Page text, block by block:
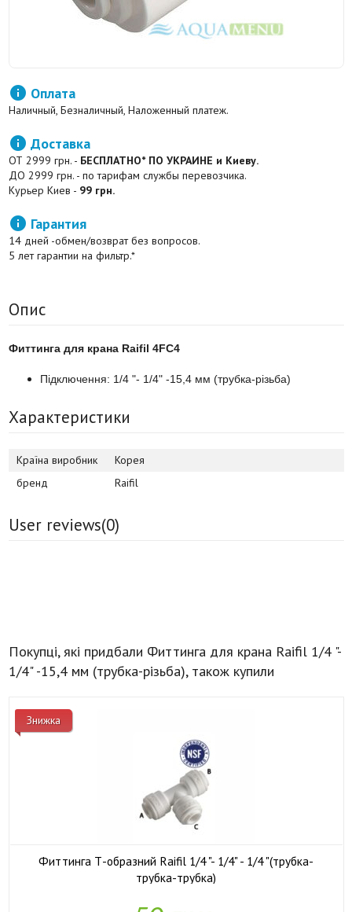
 Оплата
Наличный, Безналичный, Наложенный платеж.
 Доставка
ОТ 2999 грн. - БЕСПЛАТНО* ПО УКРАИНЕ и Киеву.
ДО 2999 грн. - по тарифам службы перевозчика.
Курьер Киев - 99 грн.
 Гарантия
14 дней -обмен/возврат без вопросов.
5 лет гарантии на фильтр.*
Опис
Фиттинга для крана Raifil 4FC4
Підключення: 1/4 "- 1/4" -15,4 мм (трубка-різьба)
Характеристики
Країна виробник
Корея
бренд
Raifil
User reviews(0)
Покупці, які придбали Фиттинга для крана Raifil 1/4 "-
1/4" -15,4 мм (трубка-різьба), також купили
Знижка
Фиттинга Т-образний Raifil 1/4 "- 1/4" - 1/4 "(трубка-
трубка-трубка)